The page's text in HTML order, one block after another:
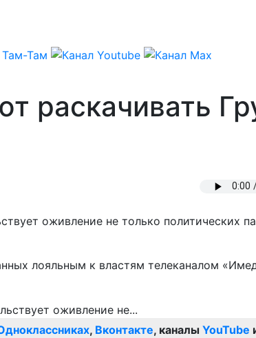
раскачивать
оживление не только политических
лояльным к властям телеканалом
, Вконтакте, каналы YouTube